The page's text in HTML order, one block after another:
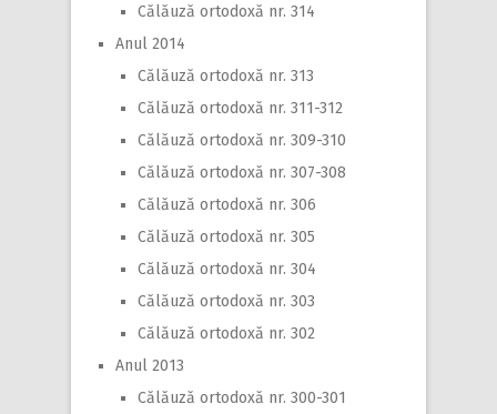
Călăuză ortodoxă nr. 314
Anul 2014
Călăuză ortodoxă nr. 313
Călăuză ortodoxă nr. 311-312
Călăuză ortodoxă nr. 309-310
Călăuză ortodoxă nr. 307-308
Călăuză ortodoxă nr. 306
Călăuză ortodoxă nr. 305
Călăuză ortodoxă nr. 304
Călăuză ortodoxă nr. 303
Călăuză ortodoxă nr. 302
Anul 2013
Călăuză ortodoxă nr. 300-301